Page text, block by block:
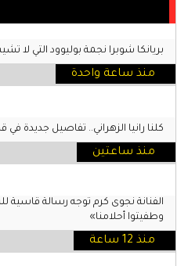
بريانكا شوبرا نجمة بوليوود التي لا
منذ ساعة واحدة
كلنا رانيا الزهراني.. تفاصيل جديدة
منذ ساعتين
الفنانة نجوى كرم توجه رسالة قاسية
وطفيتوا أحلامنا»
منذ 12 ساعة